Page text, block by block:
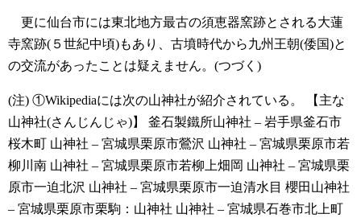
更に仙台市には東北地方最古の須恵器窯跡とされる大蓮
寺窯跡(５世紀中頃)もあり、古墳時代から九州王朝(倭国)と
の交流があったことは疑えません。(つづく)
(注) ①Wikipediaには次の山神社が紹介されている。
【主な
山神社(さんじんじゃ)】
釜石製鐵所山神社 – 岩手県釜石市
桜木町 山神社 – 宮城県栗原市鶯沢 山神社 – 宮城県栗原市若
柳川南 山神社 – 宮城県栗原市若柳上畑岡 山神社 – 宮城県栗
原市一迫北沢 山神社 – 宮城県栗原市一迫清水目 櫻田山神社
– 宮城県栗原市栗駒：山神社 山神社 – 宮城県石巻市北上町